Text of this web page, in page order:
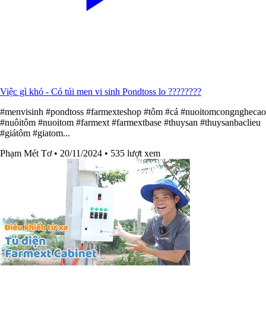
Việc gì khó - Có túi men vi sinh Pondtoss lo ????????
#menvisinh #pondtoss #farmexteshop #tôm #cá #nuoitomcongnghecao
#nuôitôm #nuoitom #farmext #farmextbase #thuysan #thuysanbaclieu
#giátôm #giatom...
Phạm Mét Tơ • 20/11/2024 • 535 lượt xem